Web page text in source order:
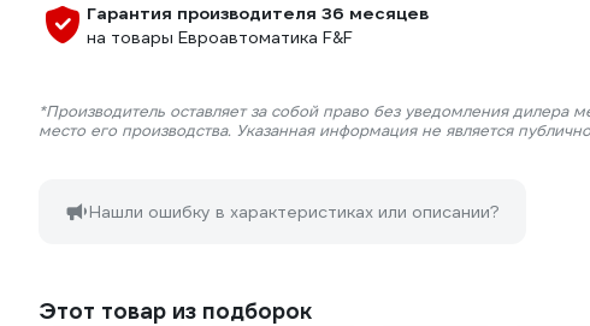
Гарантия производителя 36 месяцев
на товары Евроавтоматика F&F
*Производитель оставляет за собой право без уведомления дилера
место его производства. Указанная информация не является
Нашли ошибку в характеристиках или описании?
Этот товар из подборок